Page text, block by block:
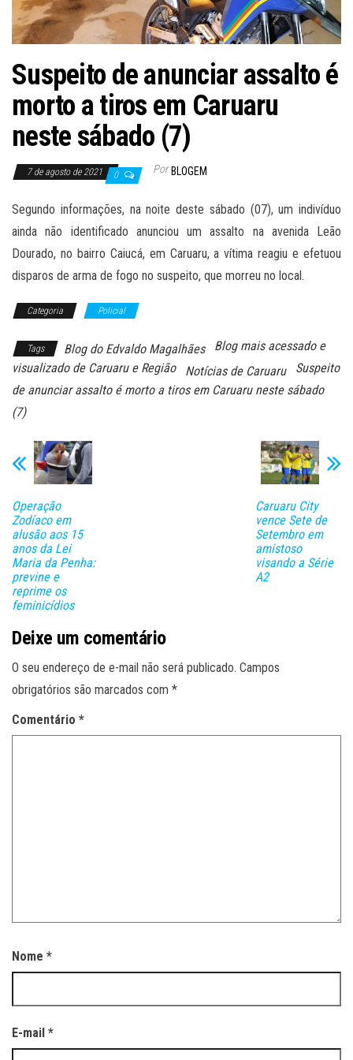
Suspeito de anunciar assalto é
morto a tiros em Caruaru
neste sábado (7)
7 de agosto de 2021 0 Por BLOGEM
Segundo informações, na noite deste sábado (07), um indivíduo
ainda não identificado anunciou um assalto na avenida Leão
Dourado, no bairro Caiucá, em Caruaru, a vítima reagiu e efetuou
disparos de arma de fogo no suspeito, que morreu no local.
Categoria Policial
Tags Blog do Edvaldo Magalhães
Blog mais acessado e
visualizado de Caruaru e Região
Notícias de Caruaru
Suspeito
de anunciar assalto é morto a tiros em Caruaru neste sábado
(7)
Operação
Zodíaco em
alusão aos 15
anos da Lei
Maria da Penha:
previne e
reprime os
feminicídios
Caruaru City
vence Sete de
Setembro em
amistoso
visando a Série
A2
Deixe um comentário
O seu endereço de e-mail não será publicado. Campos
obrigatórios são marcados com *
Comentário *
Nome *
E-mail *